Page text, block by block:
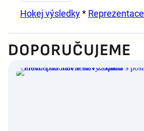
Hokej výsledky* Reprezentace
DOPORUČUJEME